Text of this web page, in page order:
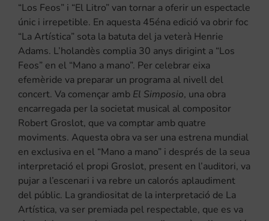
“Los Feos” i “El Litro” van tornar a oferir un espectacle
únic i irrepetible. En aquesta 45éna edició va obrir foc
“La Artística” sota la batuta del ja veterà Henrie
Adams. L’holandès complia 30 anys dirigint a “Los
Feos” en el “Mano a mano”. Per celebrar eixa
efemèride va preparar un programa al nivell del
concert. Va començar amb El Simposio, una obra
encarregada per la societat musical al compositor
Robert Groslot, que va comptar amb quatre
moviments. Aquesta obra va ser una estrena mundial
en exclusiva en el “Mano a mano” i després de la seua
interpretació el propi Groslot, present en l’auditori, va
pujar a l’escenari i va rebre un calorós aplaudiment
del públic. La grandiositat de la interpretació de La
Artística, va ser premiada pel respectable, que es va